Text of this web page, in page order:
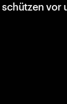
schützen vor